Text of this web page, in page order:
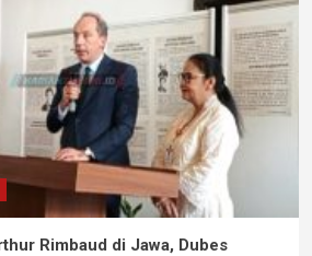
Rimbaud di Jawa, Dubes